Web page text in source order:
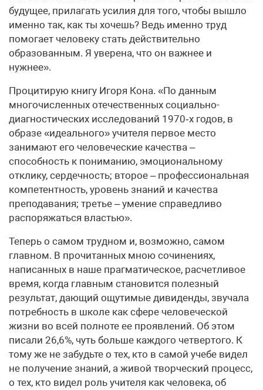
будущее, прилагать усилия для того, чтобы вышло
именно так, как ты хочешь? Ведь именно труд
помогает человеку стать действительно
образованным. Я уверена, что он важнее и
нужнее».
Процитирую книгу Игоря Кона. «По данным
многочисленных отечественных социально-
диагностических исследований 1970‑х годов, в
образе «идеального» учителя первое место
занимают его человеческие качества –
способность к пониманию, эмоциональному
отклику, сердечность; второе – профессиональная
компетентность, уровень знаний и качества
преподавания; третье – умение справедливо
распоряжаться властью».
Теперь о самом трудном и, возможно, самом
главном. В прочитанных мною сочинениях,
написанных в наше прагматическое, расчетливое
время, когда главным становится полезный
результат, дающий ощутимые дивиденды, звучала
потребность в школе как сфере человеческой
жизни во всей полноте ее проявлений. Об этом
писали 26,6%, чуть больше каждого четвертого. К
тому же не забудьте о тех, кто в самой учебе видел
не получение знаний, а живой творческий процесс,
о тех, кто видел роль учителя как человека, об